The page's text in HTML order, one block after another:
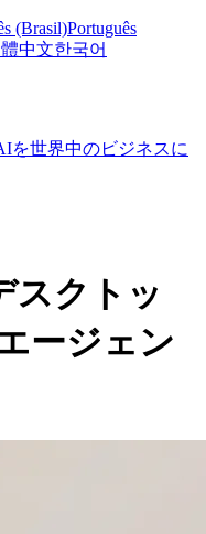
(Brasil)Português
中文한국어
を世界中のビジネスに
スクトッ
ージェン